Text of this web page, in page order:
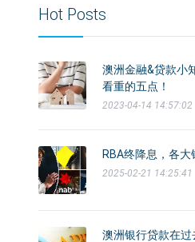
Hot Posts
澳洲金融&贷款小
看重的五点！
2023-04-14 14:57:02
RBA终降息，各
2025-02-21 14:25:41
澳洲银行贷款在